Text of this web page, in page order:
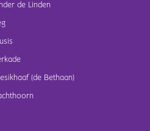
de Linden
(de Bethaan)